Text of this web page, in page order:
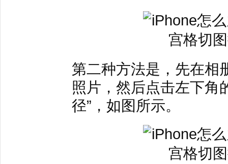
第二种方法是，先在相
照片，然后点击左下角
径”，如图所示。